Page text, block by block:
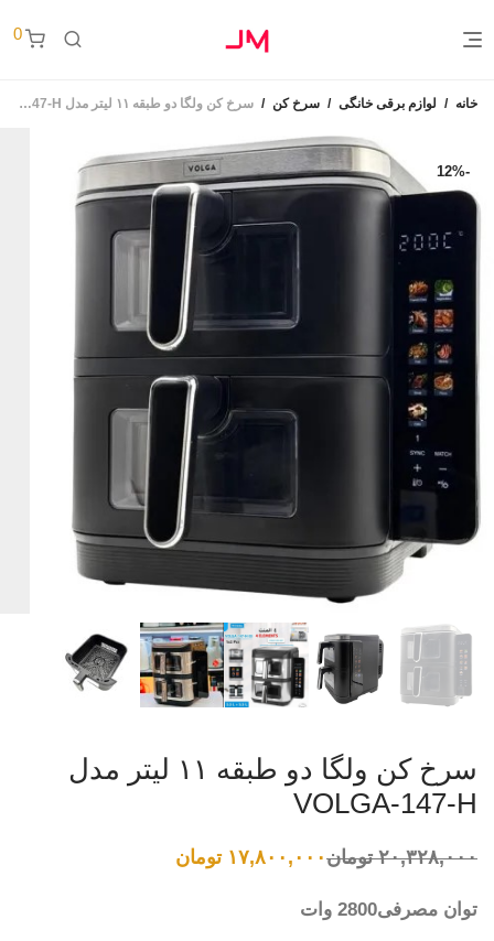
0
خانه / لوازم برقی خانگی / سرخ کن / سرخ کن ولگا دو طبقه ۱۱ لیتر مدل VOLGA-147-H
-
12%
سرخ کن ولگا دو طبقه ۱۱ لیتر مدل
VOLGA-147-H
۲۰,۳۲۸,۰۰۰ تومان
قیمت
بود.
۱۷,۸۰۰,۰۰۰ تومان
قیمت
۱۷,۸۰۰,۰۰۰ تومان.
توان مصرفی2800 وات